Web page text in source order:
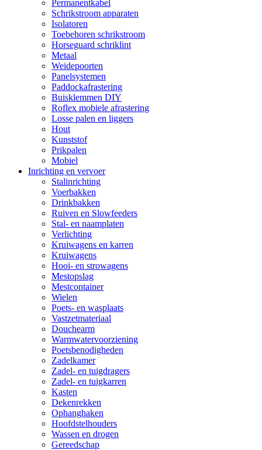
Permanentkabel
Schrikstroom apparaten
Isolatoren
Toebehoren schrikstroom
Horseguard schriklint
Metaal
Weidepoorten
Panelsystemen
Paddockafrastering
Buisklemmen DIY
Roflex mobiele afrastering
Losse palen en liggers
Hout
Kunststof
Prikpalen
Mobiel
Inrichting en vervoer
Stalinrichting
Voerbakken
Drinkbakken
Ruiven en Slowfeeders
Stal- en naamplaten
Verlichting
Kruiwagens en karren
Kruiwagens
Hooi- en strowagens
Mestopslag
Mestcontainer
Wielen
Poets- en wasplaats
Vastzetmateriaal
Douchearm
Warmwatervoorziening
Poetsbenodigheden
Zadelkamer
Zadel- en tuigdragers
Zadel- en tuigkarren
Kasten
Dekenrekken
Ophanghaken
Hoofdstelhouders
Wassen en drogen
Gereedschap